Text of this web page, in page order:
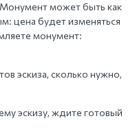
может быть как
цена будет изменяться
монумент:
эскиза, сколько нужно,
эскизу, ждите готовый